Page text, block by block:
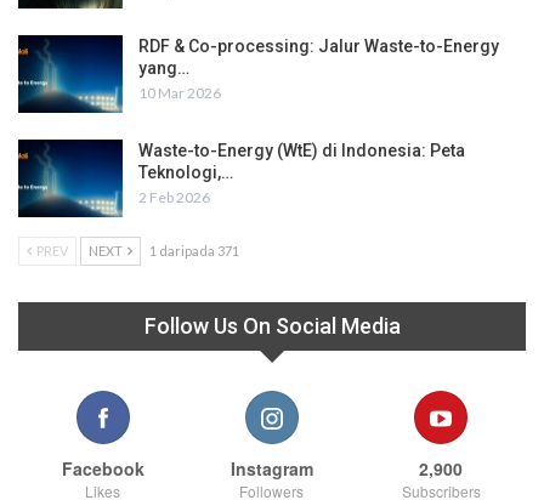
RDF & Co-processing: Jalur Waste-to-Energy
yang…
10 Mar 2026
Waste-to-Energy (WtE) di Indonesia: Peta
Teknologi,…
2 Feb 2026
PREV NEXT 1 daripada 371
Follow Us On Social Media
Facebook
Likes
Instagram
Followers
2,900
Subscribers